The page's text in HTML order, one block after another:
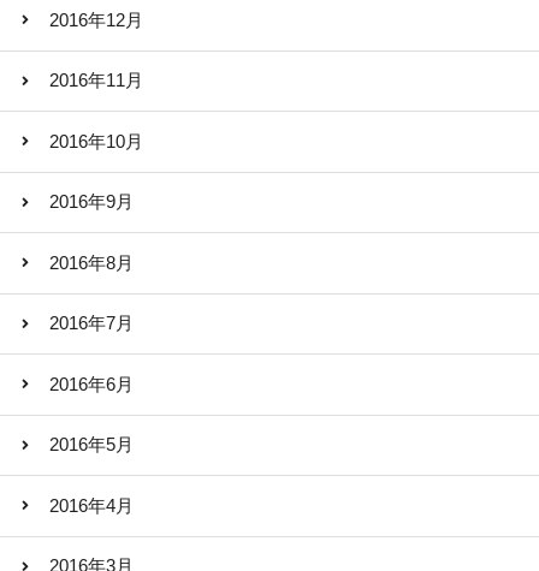
2016年12月
2016年11月
2016年10月
2016年9月
2016年8月
2016年7月
2016年6月
2016年5月
2016年4月
2016年3月